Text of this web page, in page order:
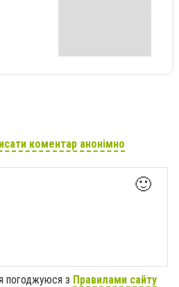
коментар анонімно
🙂
погоджуюся з Правилами сайту